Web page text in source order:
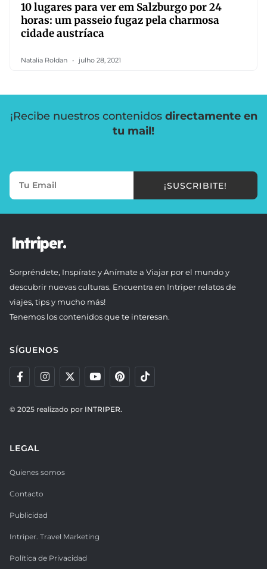
10 lugares para ver em Salzburgo por 24
horas: um passeio fugaz pela charmosa
cidade austríaca
Natalia Roldan julho 28, 2021
¡Recibe nuestros contenidos directamente en
tu mail!
¡SUSCRIBITE!
Sorpréndete, Inspírate y Anímate a Viajar por el mundo y
descubrir nuevas culturas. Encuentra en Intriper relatos de
viajes, tips y mucho más!
Tenemos los contenidos que te interesan.
SÍGUENOS
© 2025 realizado por INTRIPER.
LEGAL
Quienes somos
Contacto
Publicidad
Intriper. Travel Marketing
Política de Privacidad